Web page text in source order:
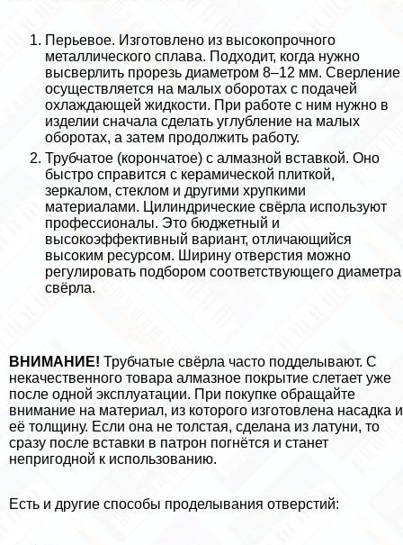
Перьевое. Изготовлено из высокопрочного
металлического сплава. Подходит, когда нужно
высверлить прорезь диаметром 8–12 мм. Сверление
осуществляется на малых оборотах с подачей
охлаждающей жидкости. При работе с ним нужно в
изделии сначала сделать углубление на малых
оборотах, а затем продолжить работу.
Трубчатое (корончатое) с алмазной вставкой. Оно
быстро справится с керамической плиткой,
зеркалом, стеклом и другими хрупкими
материалами. Цилиндрические свёрла используют
профессионалы. Это бюджетный и
высокоэффективный вариант, отличающийся
высоким ресурсом. Ширину отверстия можно
регулировать подбором соответствующего диаметра
свёрла.
ВНИМАНИЕ! Трубчатые свёрла часто подделывают. С
некачественного товара алмазное покрытие слетает уже
после одной эксплуатации. При покупке обращайте
внимание на материал, из которого изготовлена насадка и
её толщину. Если она не толстая, сделана из латуни, то
сразу после вставки в патрон погнётся и станет
непригодной к использованию.
Есть и другие способы проделывания отверстий: